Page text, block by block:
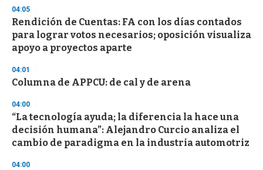
04:05
Rendición de Cuentas: FA con los días contados
para lograr votos necesarios; oposición visualiza
apoyo a proyectos aparte
04:01
Columna de APPCU: de cal y de arena
04:00
“La tecnología ayuda; la diferencia la hace una
decisión humana”: Alejandro Curcio analiza el
cambio de paradigma en la industria automotriz
04:00